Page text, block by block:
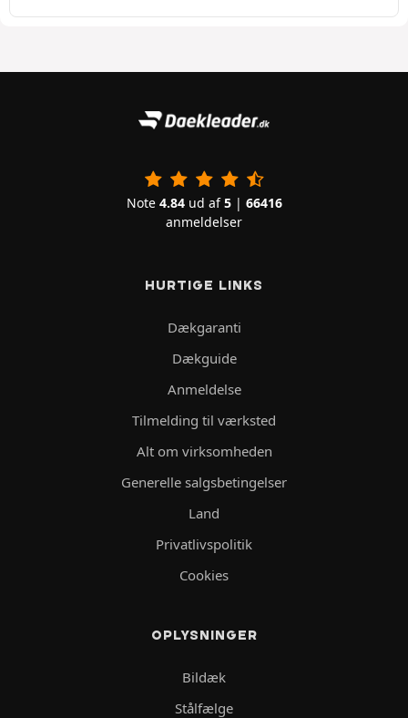
Note 4.84ud af5| 66416
anmeldelser
HURTIGE LINKS
Dækgaranti
Dækguide
Anmeldelse
Tilmelding til værksted
Alt om virksomheden
Generelle salgsbetingelser
Land
Privatlivspolitik
Cookies
OPLYSNINGER
Bildæk
Stålfælge